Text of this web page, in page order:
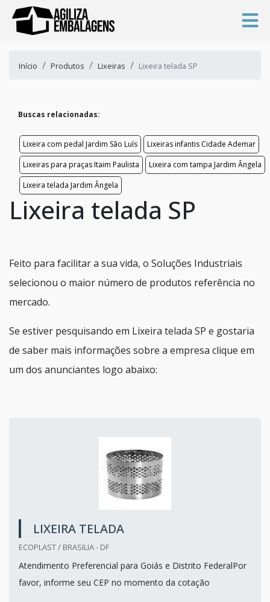
Início Produtos Lixeiras Lixeira telada SP
Buscas relacionadas:
Lixeira com pedal Jardim São Luís
Lixeiras infantis Cidade Ademar
Lixeiras para praças Itaim Paulista
Lixeira com tampa Jardim Ângela
Lixeira telada Jardim Ângela
Lixeira telada SP
Feito para facilitar a sua vida, o Soluções Industriais
selecionou o maior número de produtos referência no
mercado.
Se estiver pesquisando em Lixeira telada SP e gostaria
de saber mais informações sobre a empresa clique em
um dos anunciantes logo abaixo:
LIXEIRA TELADA
ECOPLAST / BRASILIA - DF
Atendimento Preferencial para Goiás e Distrito FederalPor
favor, informe seu CEP no momento da cotação